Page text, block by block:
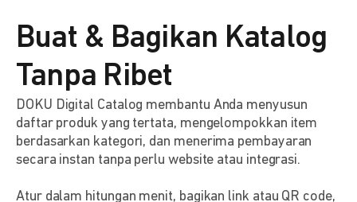
Buat & Bagikan Katalog
Tanpa Ribet
DOKU Digital Catalog membantu Anda menyusun
daftar produk yang tertata, mengelompokkan item
berdasarkan kategori, dan menerima pembayaran
secara instan tanpa perlu website atau integrasi.
Atur dalam hitungan menit, bagikan link atau QR code,